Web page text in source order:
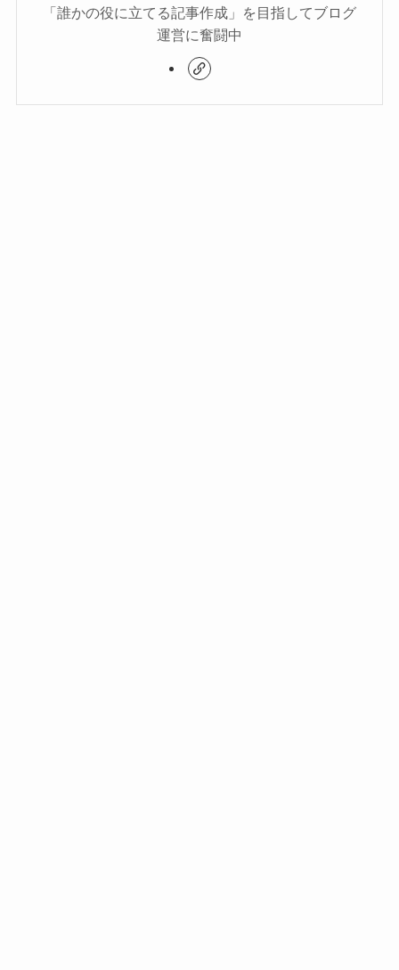
「誰かの役に立てる記事作成」を目指してブログ
運営に奮闘中